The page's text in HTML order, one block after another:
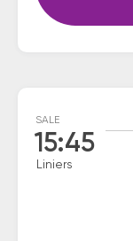
SALE
15:45
Liniers